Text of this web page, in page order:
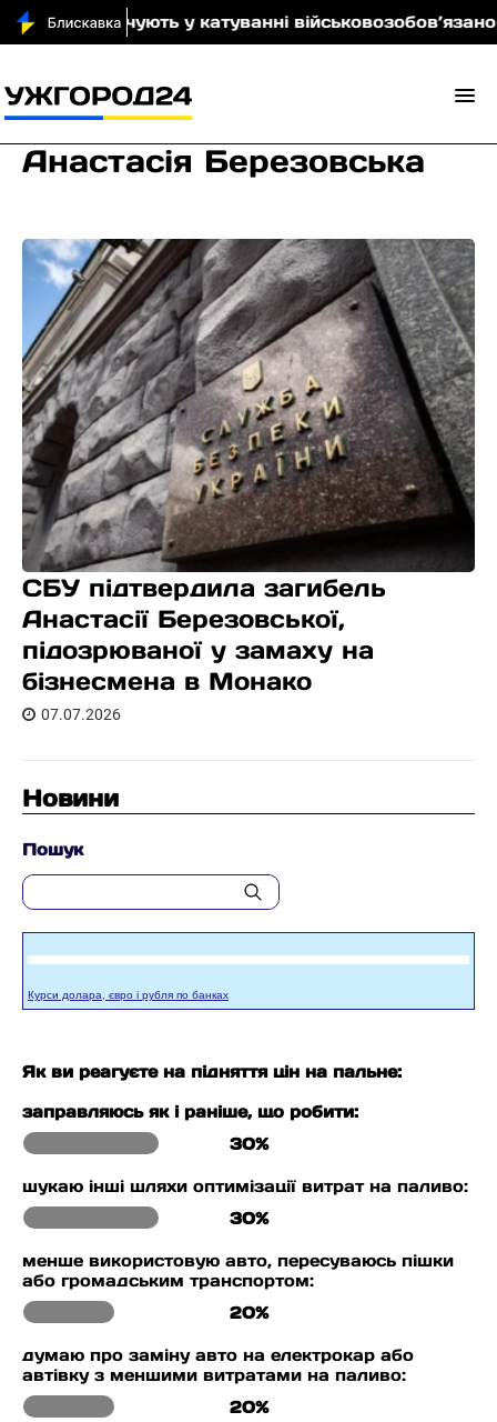
у катуванні військовозобов’язаного
Анастасія Березовська
СБУ підтвердила загибель
Анастасії Березовської,
підозрюваної у замаху на
бізнесмена в Монако
07.07.2026
Новини
Пошук
Курси долара, євро і рубля по банках
Як ви реагуєте на підняття цін на пальне:
заправляюсь як і раніше, що робити:
30%
шукаю інші шляхи оптимізації витрат на паливо:
30%
менше використовую авто, пересуваюсь пішки
або громадським транспортом:
20%
думаю про заміну авто на електрокар або
автівку з меншими витратами на паливо:
20%